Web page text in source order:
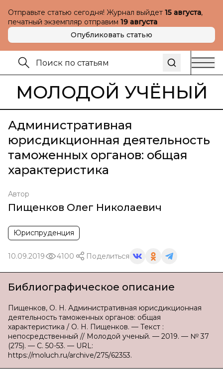
Отправьте статью сегодня! Журнал выйдет 15 августа,
печатный экземпляр отправим 19 августа
Опубликовать статью
МОЛОДОЙ УЧЁНЫЙ
Административная
юрисдикционная деятельность
таможенных органов: общая
характеристика
Автор
Пищенков Олег Николаевич
Юриспруденция
10.09.2019 4100 Поделиться
Библиографическое описание
Пищенков, О. Н. Административная юрисдикционная
деятельность таможенных органов: общая
характеристика / О. Н. Пищенков. — Текст :
непосредственный // Молодой ученый. — 2019. — № 37
(275). — С. 50-53. — URL:
https://moluch.ru/archive/275/62353.